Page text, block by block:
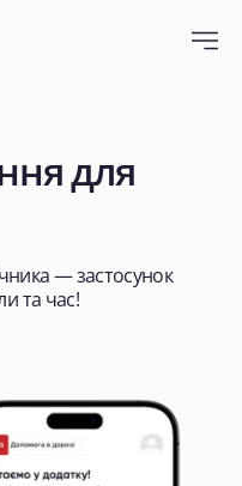
для
— застосунок
та час!